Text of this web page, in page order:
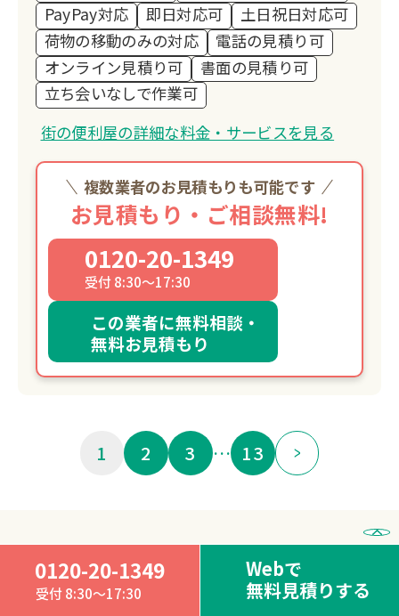
0120-20-1349
受付 8:30～17:30
Webで
無料見積りする
PayPay対応
即日対応可
土日祝日対応可
荷物の移動のみの対応
電話の見積り可
オンライン見積り可
書面の見積り可
立ち会いなしで作業可
街の便利屋の詳細な料金・サービスを見る
複数業者のお見積もりも可能です
お見積もり・ご相談無料!
0120-20-1349
受付 8:30～17:30
この業者に無料相談・
無料お見積もり
1 2 3 … 13
愛知県知立市の遺品整理
業者のおすすめランキング